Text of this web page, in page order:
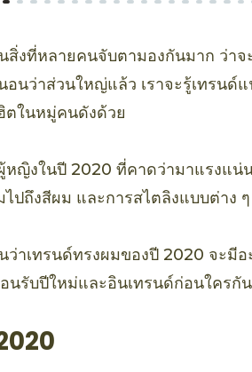
สิ่งที่หลายคนจับตามองกันมาก ว่าจ
อนว่าส่วนใหญ่แล้ว เราจะรู้เทรนด์
ตในหมู่คนดังด้วย
หญิงในปี 2020 ที่คาดว่ามาแรงแน่
ปถึงสีผม และการสไตลิงแบบต่าง ๆ
ว่าเทรนด์ทรงผมของปี 2020 จะมี
นรับปีใหม่และอินเทรนด์ก่อนใครกั